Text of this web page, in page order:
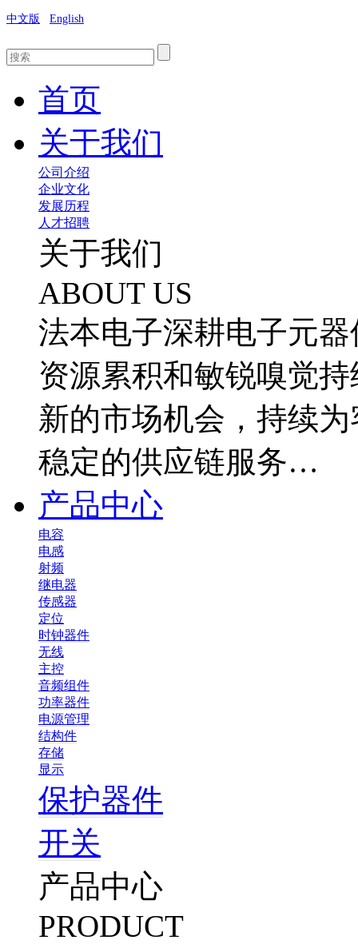
中文版 English
首页
关于我们
公司介绍
企业文化
发展历程
人才招聘
关于我们
ABOUT US
法本电子深耕电子元
资源累积和敏锐嗅觉
新的市场机会，持续
稳定的供应链服务…
产品中心
电容
电感
射频
继电器
传感器
定位
时钟器件
无线
主控
音频组件
功率器件
电源管理
结构件
存储
显示
保护器件
开关
产品中心
PRODUCT